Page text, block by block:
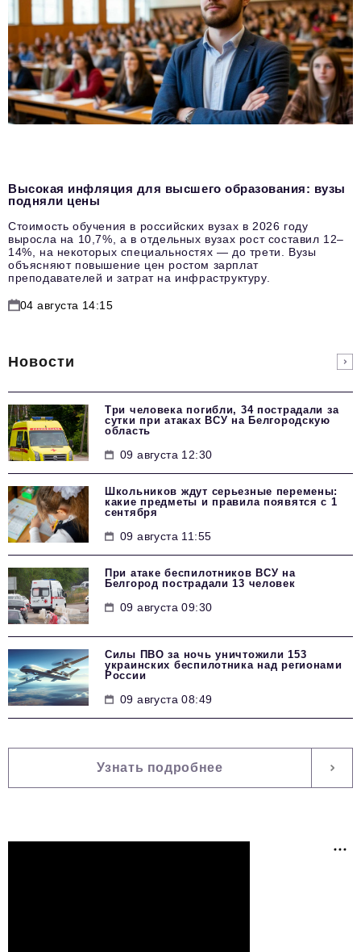
Высокая инфляция для высшего образования: вузы
подняли цены
Стоимость обучения в российских вузах в 2026 году
выросла на 10,7%, а в отдельных вузах рост составил 12–
14%, на некоторых специальностях — до трети. Вузы
объясняют повышение цен ростом зарплат
преподавателей и затрат на инфраструктуру.
04 августа 14:15
Новости
Три человека погибли, 34 пострадали за
сутки при атаках ВСУ на Белгородскую
область
09 августа 12:30
Школьников ждут серьезные перемены:
какие предметы и правила появятся с 1
сентября
09 августа 11:55
При атаке беспилотников ВСУ на
Белгород пострадали 13 человек
09 августа 09:30
Силы ПВО за ночь уничтожили 153
украинских беспилотника над регионами
России
09 августа 08:49
Узнать подробнее